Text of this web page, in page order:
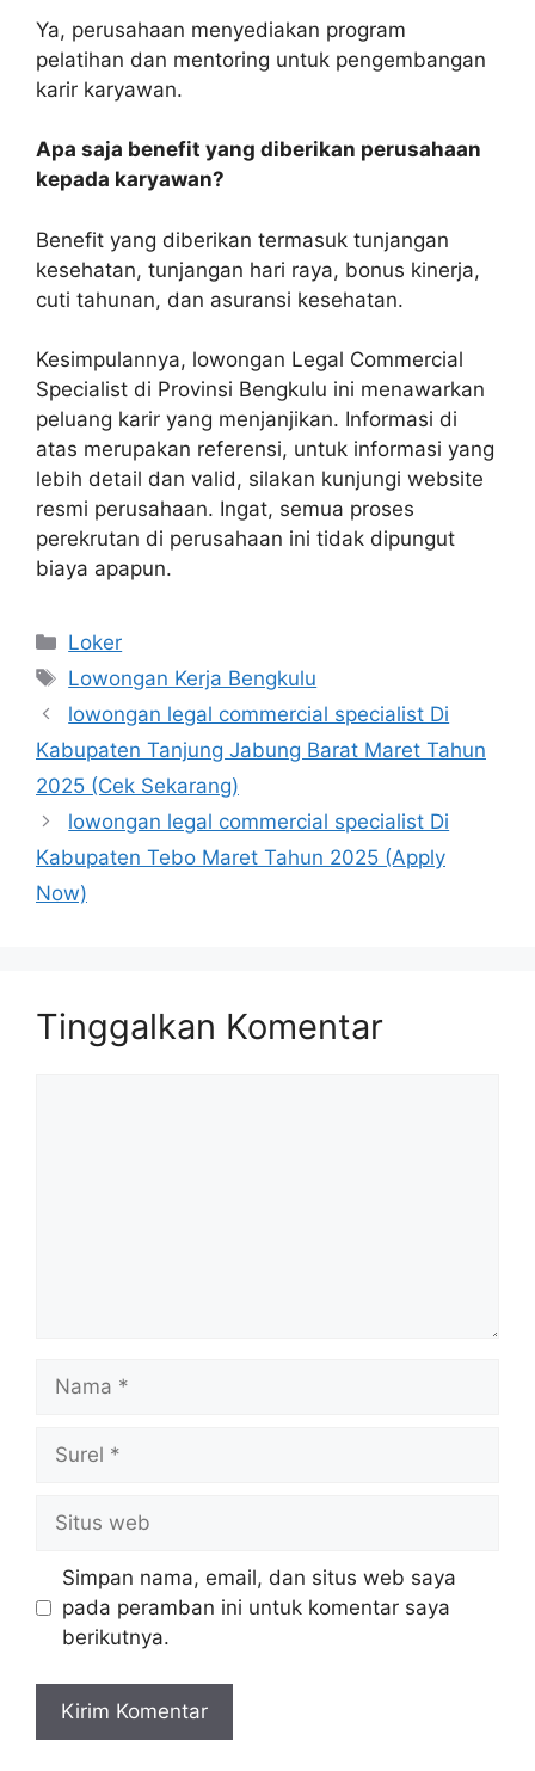
Ya, perusahaan menyediakan program
pelatihan dan mentoring untuk pengembangan
karir karyawan.
Apa saja benefit yang diberikan perusahaan
kepada karyawan?
Benefit yang diberikan termasuk tunjangan
kesehatan, tunjangan hari raya, bonus kinerja,
cuti tahunan, dan asuransi kesehatan.
Kesimpulannya, lowongan Legal Commercial
Specialist di Provinsi Bengkulu ini menawarkan
peluang karir yang menjanjikan. Informasi di
atas merupakan referensi, untuk informasi yang
lebih detail dan valid, silakan kunjungi website
resmi perusahaan. Ingat, semua proses
perekrutan di perusahaan ini tidak dipungut
biaya apapun.
Kategori
Loker
Tag
Lowongan Kerja Bengkulu
lowongan legal commercial specialist Di
Kabupaten Tanjung Jabung Barat Maret Tahun
2025 (Cek Sekarang)
lowongan legal commercial specialist Di
Kabupaten Tebo Maret Tahun 2025 (Apply
Now)
Tinggalkan Komentar
Nama
Surel
Situs
web
Simpan nama, email, dan situs web saya
pada peramban ini untuk komentar saya
berikutnya.